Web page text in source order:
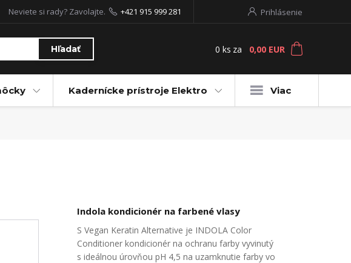
Prihlásenie
Hľadať
Neviete si rady? Zavolajte. +421 915 999 281
0 ks za 0,00 EUR
Kadernícke prístroje Elektro Viac
Indola kondicionér na farbené vlasy
S Vegan Keratin Alternative je INDOLA Color
Conditioner kondicionér na ochranu farby vyvinutý
s ideálnou úrovňou pH 4,5 na uzamknutie farby vo